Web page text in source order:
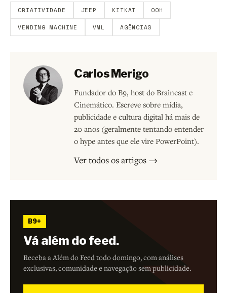
CRIATIVIDADE JEEP KITKAT OOH
VENDING MACHINE VML AGÊNCIAS
Carlos Merigo
Fundador do B9, host do Braincast e
Cinemático. Escreve sobre mídia,
publicidade e cultura digital há mais de
20 anos (geralmente tentando entender
o hype antes que ele vire PowerPoint).
Ver todos os artigos →
B9+
Vá além do feed.
Receba a Além do Feed todo domingo, com análises
exclusivas, comunidade e navegação sem publicidade.